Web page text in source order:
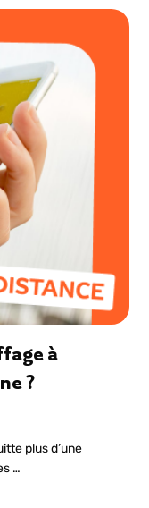
à
?
plus d’une
…